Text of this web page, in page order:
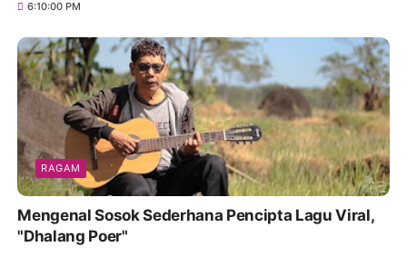
6:10:00 PM
RAGAM
Mengenal Sosok Sederhana Pencipta Lagu Viral,
"Dhalang Poer"